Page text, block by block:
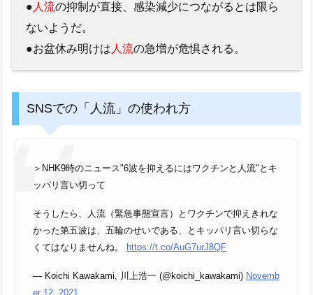
● 人流の抑制が直接、感染減少につながるとは限ら
ないようだ。
●お盆休み明けは 人流の急増が危惧される。
SNSでの「人流」の使われ方
＞NHK9時のニュース"6波を抑えるにはワクチンと人流"とキ
ッパリ言い切って
そうしたら、人流（緊急事態宣言）とワクチンで抑えきれな
かった第五波は、五輪のせいである、とキッパリ言い切らな
くてはなりませんね。
https://t.co/AuG7urJ8QF
— Koichi Kawakami, 川上浩一 (@koichi_kawakami) Novemb
er 12, 2021